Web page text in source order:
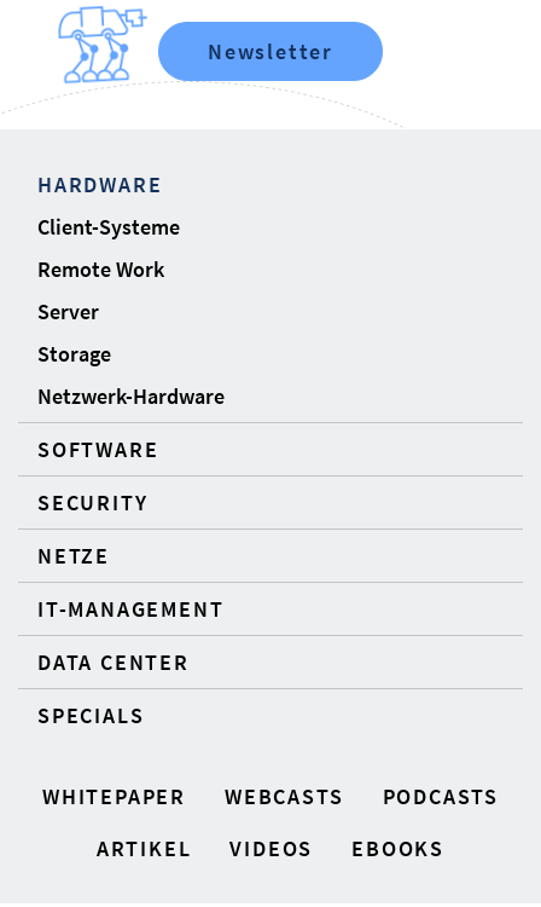
Newsletter
HARDWARE
Client-Systeme
Remote Work
Server
Storage
Netzwerk-Hardware
SOFTWARE
SECURITY
NETZE
IT-MANAGEMENT
DATA CENTER
SPECIALS
WHITEPAPER WEBCASTS
PODCASTS
ARTIKEL
VIDEOS EBOOKS